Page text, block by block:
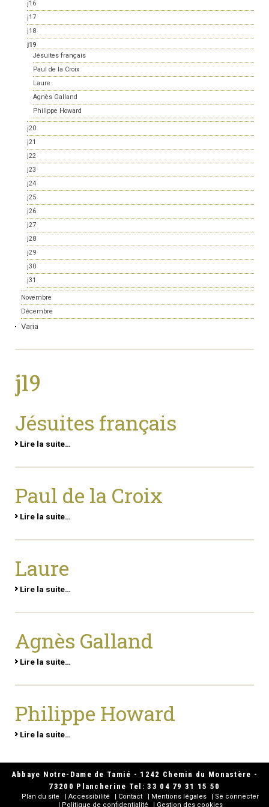
j16
j17
j18
j19
Jésuites français
Paul de la Croix
Laure
Agnès Galland
Philippe Howard
j20
j21
j22
j23
j24
j25
j26
j27
j28
j29
j30
j31
Novembre
Décembre
Varia
j19
Jésuites français
Lire la suite…
Paul de la Croix
Lire la suite…
Laure
Lire la suite…
Agnès Galland
Lire la suite…
Philippe Howard
Lire la suite…
Abbaye Notre-Dame de Tamié - 1242 Chemin du Monastère -
73200 Plancherine Tel: 33 04 79 31 15 50
Plan du site Accessibilité Contact Mentions légales
Se connecter
Politique de confidentialité
Gestion des cookies